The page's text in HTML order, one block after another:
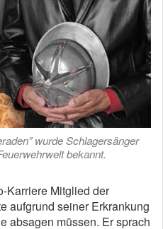
wurde Schlagersänger
bekannt.
Karriere Mitglied der
aufgrund seiner Erkrankung
absagen müssen. Er sprach